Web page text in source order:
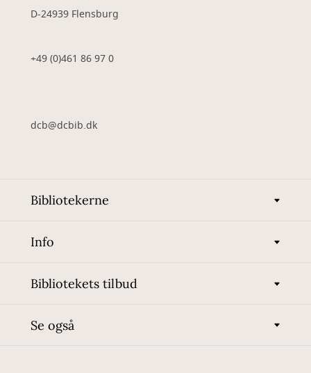
D-24939 Flensburg
+49 (0)461 86 97 0
dcb@dcbib.dk
Bibliotekerne
Info
Bibliotekets tilbud
Se også